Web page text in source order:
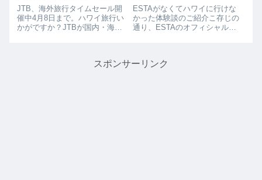
か？
JTB、海外旅行タイムセール開
催中4月8日まで。ハワイ旅行い
かがですか？JTBが国内・海外
の割引キャンペーン！ハワイ旅
ESTAがなくてハワイに行けな
かった体験談のご紹介こ存じの
通り、ESTAのオフィシャルホ
前には必ずチェックしてくださ
スポンサーリンク